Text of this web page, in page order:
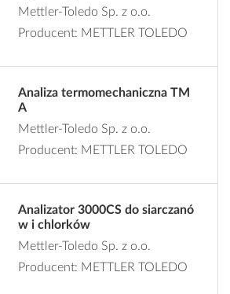
Mettler-Toledo Sp. z o.o.
Producent: METTLER TOLEDO
Analiza termomechaniczna TM
A
Mettler-Toledo Sp. z o.o.
Producent: METTLER TOLEDO
Analizator 3000CS do siarczanó
w i chlorków
Mettler-Toledo Sp. z o.o.
Producent: METTLER TOLEDO